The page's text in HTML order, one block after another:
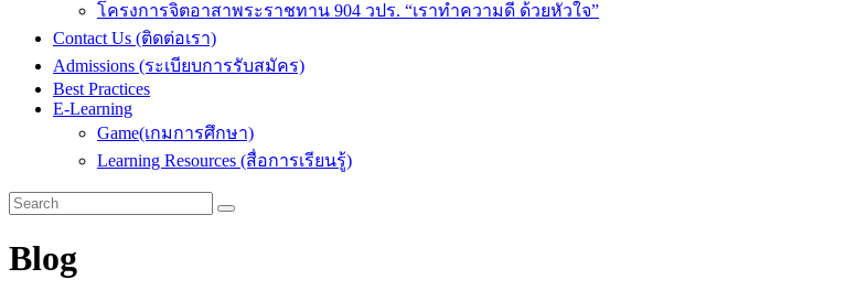
โครงการจิตอาสาพระราชทาน 904 วปร. “เราทำความดี ด้วยหัวใจ”
Contact Us (ติดต่อเรา)
Admissions (ระเบียบการรับสมัคร)
Best Practices
E-Learning
Game(เกมการศึกษา)
Learning Resources (สื่อการเรียนรู้)
Blog